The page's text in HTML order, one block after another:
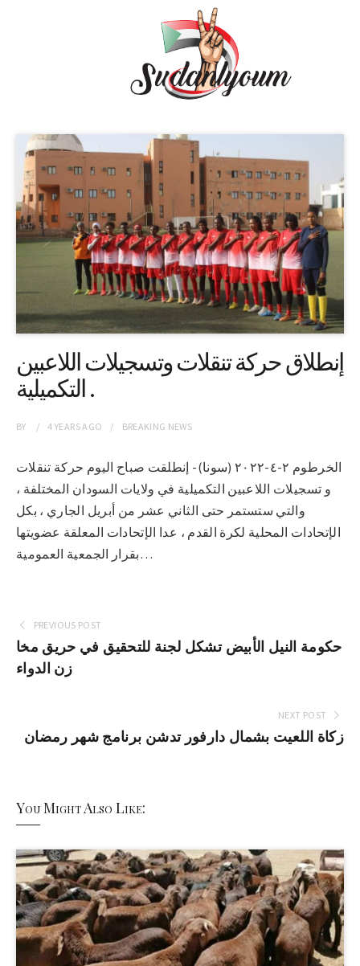
إنطلاق حركة تنقلات وتسجيلات اللاعبين
التكميلية .
BY 4 YEARSAGO BREAKING NEWS
الخرطوم ٢-٤-٢٠٢٢ (سونا)- إنطلقت صباح اليوم حركة تنقلات
و تسجيلات اللاعبين التكميلية في ولايات السودان المختلفة ،
والتي ستستمر حتى الثاني عشر من أبريل الجاري ، بكل
الإتحادات المحلية لكرة القدم ، عدا الإتحادات المعلقة عضويتها
بقرار الجمعية العمومية…
PREVIOUS POST
حكومة النيل الأبيض تشكل لجنة للتحقيق في حريق مخا
زن الدواء
NEXT POST
زكاة اللعيت بشمال دارفور تدشن برنامج شهر رمضان
You Might Also Like: